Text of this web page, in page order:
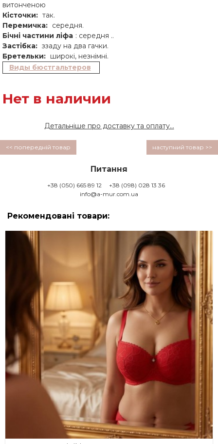
витонченою
Кісточки: так.
Перемичка: середня.
Бічні частини ліфа : середня ..
Застібка: ззаду на два гачки.
Бретельки: широкі, незнімні.
Виды бюстгальтеров
Нет в наличии
Детальніше про доставку та оплату...
<< попередній товар наступний товар >>
Питання
+38 (050) 665 89 12
+38 (098) 028 13 36
info@a-mur.com.ua
Рекомендовані товари: